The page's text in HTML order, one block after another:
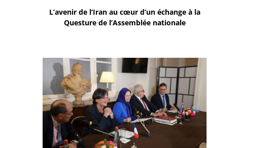
L’avenir de l’Iran au cœur d’un échange à la
Questure de l’Assemblée nationale